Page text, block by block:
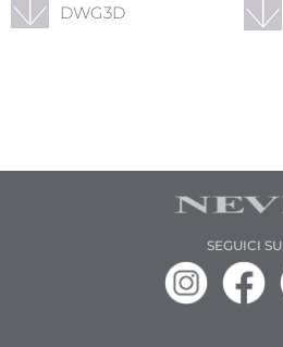
DWG3D
SEGUICI SU